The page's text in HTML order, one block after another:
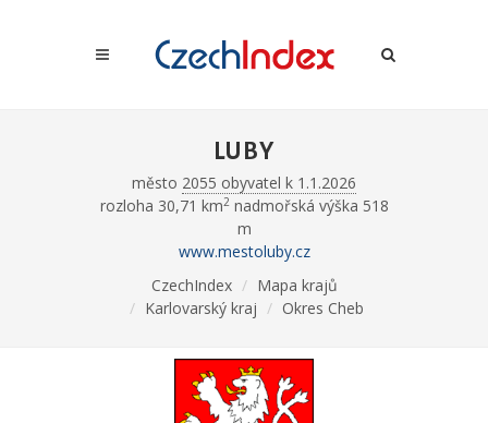
LUBY
město 2055 obyvatel k 1.1.2026
rozloha 30,71 km2nadmořská výška 518
m
www.mestoluby.cz
CzechIndex
Mapa krajů
Karlovarský kraj
Okres Cheb